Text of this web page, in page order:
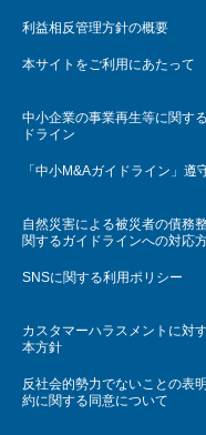
利益相反管理方針の概要
本サイトをご利用にあたって
中小企業の事業再生等に関す
ドライン
「中小M&Aガイドライン」遵
自然災害による被災者の債務
関するガイドラインへの対応
SNSに関する利用ポリシー
カスタマーハラスメントに対
本方針
反社会的勢力でないことの表
約に関する同意について